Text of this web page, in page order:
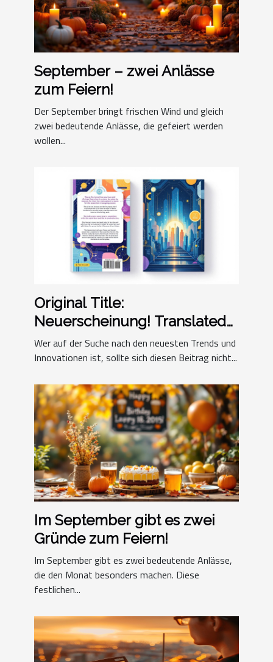
September – zwei Anlässe
zum Feiern!
Der September bringt frischen Wind und gleich
zwei bedeutende Anlässe, die gefeiert werden
wollen...
Original Title:
Neuerscheinung! Translated
and Revised Title: Frisch auf
dem Markt!
Wer auf der Suche nach den neuesten Trends und
Innovationen ist, sollte sich diesen Beitrag nicht...
Im September gibt es zwei
Gründe zum Feiern!
Im September gibt es zwei bedeutende Anlässe,
die den Monat besonders machen. Diese
festlichen...